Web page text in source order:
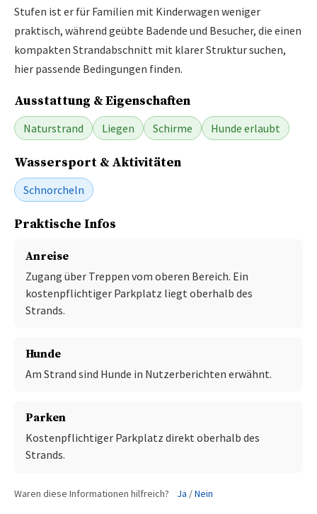
Stufen ist er für Familien mit Kinderwagen weniger
praktisch, während geübte Badende und Besucher, die einen
kompakten Strandabschnitt mit klarer Struktur suchen,
hier passende Bedingungen finden.
Ausstattung & Eigenschaften
Naturstrand Liegen Schirme Hunde erlaubt
Wassersport & Aktivitäten
Schnorcheln
Praktische Infos
Anreise
Zugang über Treppen vom oberen Bereich. Ein
kostenpflichtiger Parkplatz liegt oberhalb des
Strands.
Hunde
Am Strand sind Hunde in Nutzerberichten erwähnt.
Parken
Kostenpflichtiger Parkplatz direkt oberhalb des
Strands.
Waren diese Informationen hilfreich? Ja /Nein